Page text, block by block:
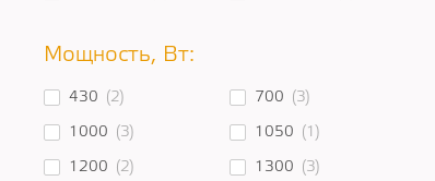
Мощность, Вт:
430 (2) 700 (3)
1000 (3) 1050 (1)
1200 (2) 1300 (3)